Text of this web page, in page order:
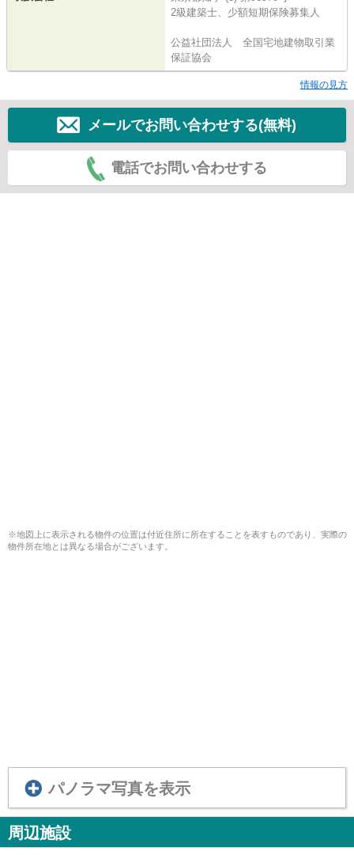
2級建築士、少額短期保険募集人
公益社団法人 全国宅地建物取引業
保証協会
情報の見方
メールでお問い合わせする(無料)
電話でお問い合わせする
※地図上に表示される物件の位置は付近住所に所在することを表すものであり、実際の
物件所在地とは異なる場合がございます。
パノラマ写真を表示
周辺施設